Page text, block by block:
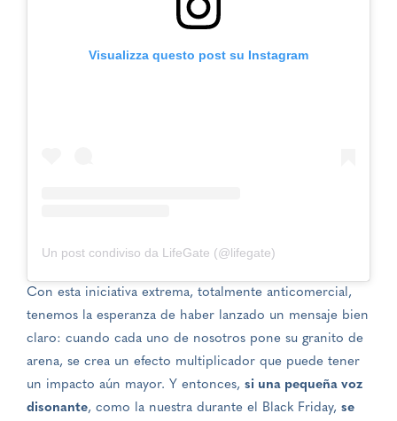
Visualizza questo post su Instagram
Un post condiviso da LifeGate (@lifegate)
Con esta iniciativa extrema, totalmente anticomercial,
tenemos la esperanza de haber lanzado un mensaje bien
claro: cuando cada uno de nosotros pone su granito de
arena, se crea un efecto multiplicador que puede tener
un impacto aún mayor. Y entonces, si una pequeña voz
disonante, como la nuestra durante el Black Friday, se